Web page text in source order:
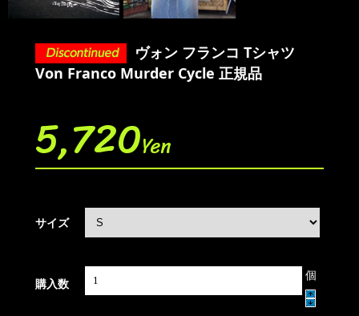
ヴォン フランコ Tシャツ
Von Franco Murder Cycle 正規品
5,720Yen
サイズ
購入数
個